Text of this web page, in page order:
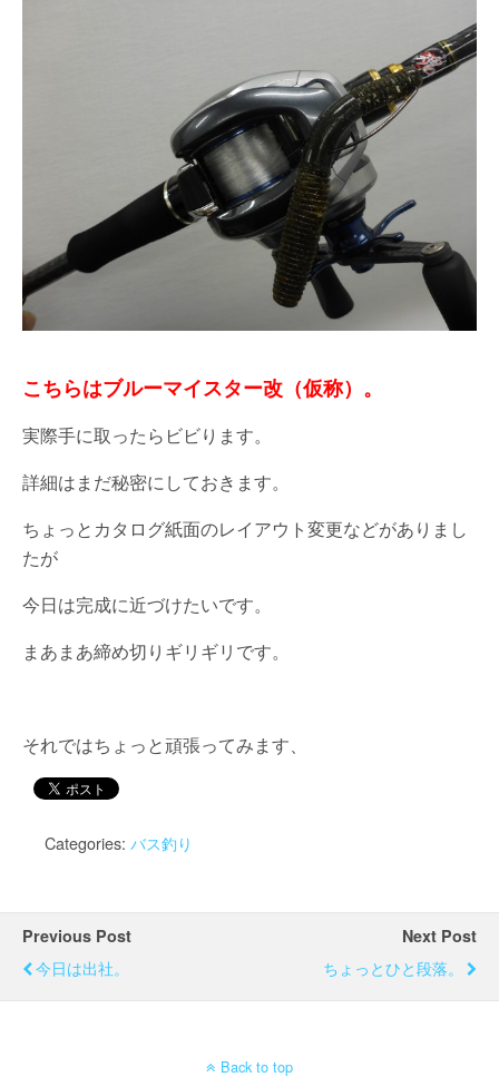
こちらはブルーマイスター改（仮称）。
実際手に取ったらビビります。
詳細はまだ秘密にしておきます。
ちょっとカタログ紙面のレイアウト変更などがありまし
たが
今日は完成に近づけたいです。
まあまあ締め切りギリギリです。
それではちょっと頑張ってみます、
Categories: バス釣り
Previous Post
今日は出社。
Next Post
ちょっとひと段落。
Back to top